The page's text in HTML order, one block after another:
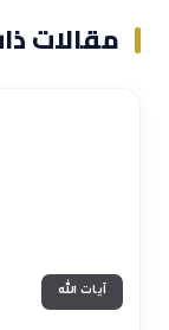
مقالات
آيات الله